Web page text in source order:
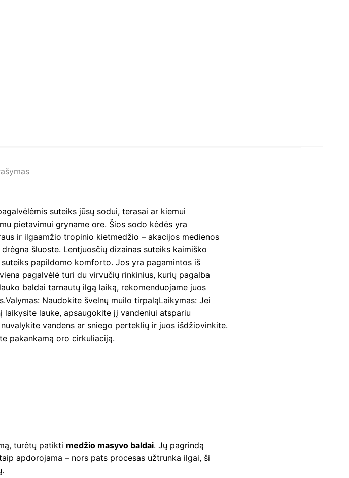
suteiks jūsų sodui, terasai ar kiemui
pietavimui gryname ore. Šios sodo kėdės yra
ir ilgaamžio tropinio kietmedžio – akacijos medienos
šluoste. Lentjuosčių dizainas suteiks kaimiško
papildomo komforto. Jos yra pagamintos iš
pagalvėlė turi du virvučių rinkinius, kurių pagalba
baldai tarnautų ilgą laiką, rekomenduojame juos
Naudokite švelnų muilo tirpaląLaikymas: Jei
lauke, apsaugokite jį vandeniui atspariu
vandens ar sniego perteklių ir juos išdžiovinkite.
pakankamą oro cirkuliaciją.
turėtų patikti medžio masyvo baldai. Jų pagrindą
apdorojama – nors pats procesas užtrunka ilgai, ši